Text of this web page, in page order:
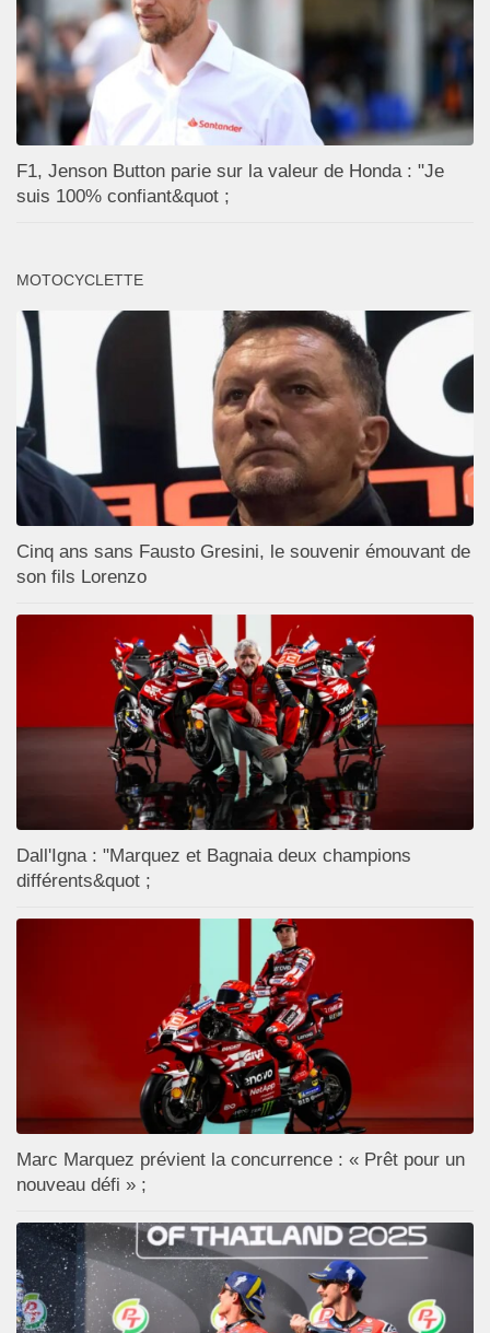
F1, Jenson Button parie sur la valeur de Honda : "Je
suis 100% confiant&quot ;
MOTOCYCLETTE
Cinq ans sans Fausto Gresini, le souvenir émouvant de
son fils Lorenzo
Dall'Igna : "Marquez et Bagnaia deux champions
différents&quot ;
Marc Marquez prévient la concurrence : « Prêt pour un
nouveau défi » ;